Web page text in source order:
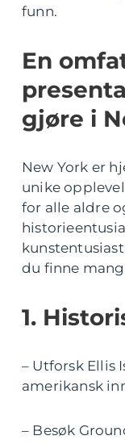
funn.
En
gjøre i
New York er
unike
for alle aldre
du finne
1.
– Utforsk Ellis
amerikansk
– Besøk